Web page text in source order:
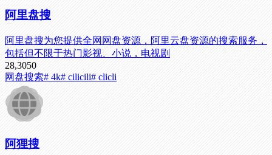
阿里盘搜
阿里盘搜为您提供全网网盘资源，阿里云盘资源的搜索服务，
包括但不限于热门影视、小说，电视剧
28,3050
网盘搜索# 4k# cilicili# clicli
阿狸搜